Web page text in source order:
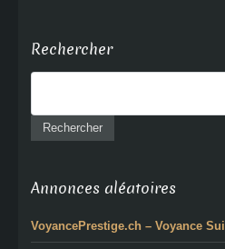
Rechercher
Annonces aléatoires
VoyancePrestige.ch – Voyance